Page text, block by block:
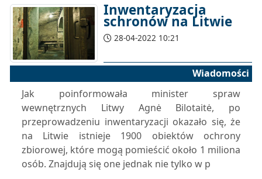
Inwentaryzacja
schronów na Litwie
28-04-2022 10:21
Wiadomości
Jak poinformowała minister spraw
wewnętrznych Litwy Agnė Bilotaitė, po
przeprowadzeniu inwentaryzacji okazało się, że
na Litwie istnieje 1900 obiektów ochrony
zbiorowej, które mogą pomieścić około 1 miliona
osób. Znajdują się one jednak nie tylko w p